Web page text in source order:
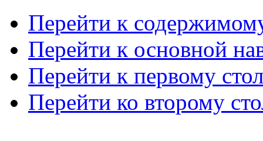
Перейти к
Перейти к основной
Перейти к первому
Перейти ко второму